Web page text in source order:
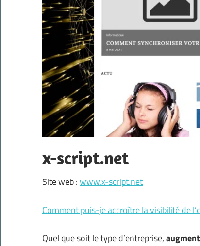
x-script.net
Site web :www.x-script.net
Comment puis-je accroître la visibilité de
Quel que soit le type d’entreprise,